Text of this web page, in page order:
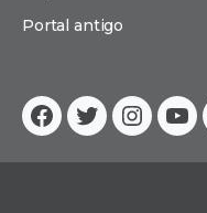
Facebook
Twitter
Portal antigo